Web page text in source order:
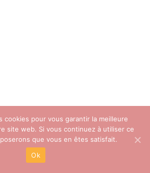
cookies pour vous garantir la meilleure
site web. Si vous continuez à utiliser ce
que vous en êtes satisfait.
Ok